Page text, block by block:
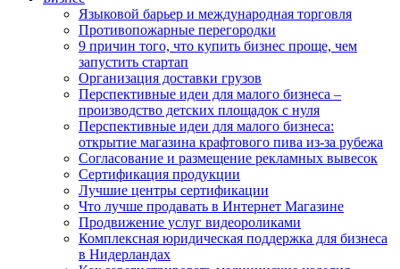
Языковой барьер и международная торговля
Противопожарные перегородки
9 причин того, что купить бизнес проще, чем
запустить стартап
Организация доставки грузов
Перспективные идеи для малого бизнеса –
производство детских площадок с нуля
Перспективные идеи для малого бизнеса:
открытие магазина крафтового пива из-за рубежа
Согласование и размещение рекламных вывесок
Сертификация продукции
Лучшие центры сертификации
Что лучше продавать в Интернет Магазине
Продвижение услуг видеороликами
Комплексная юридическая поддержка для бизнеса
в Нидерландах